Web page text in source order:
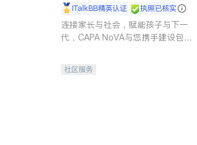
iTalkBB精英认证 执照已核实
连接家长与社会，赋能孩子与下一
代，CAPA NoVA与您携手建设包
社区服务